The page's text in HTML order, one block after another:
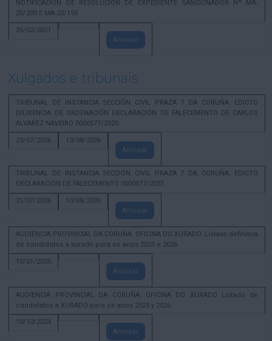
NOTIFICACION DE RESOLUCION DE EXPEDIENTE SANCIONADOR Nº MA-
20/200 E MA-20/195
25/02/2021
Amosar
Xulgados e tribunais
TRIBUNAL DE INSTANCIA SECCIÓN CIVIL PRAZA 7 DA CORUÑA. EDICTO
DILIXENCIA DE ORDENACIÓN DECLARACIÓN DE FALECEMENTO DE CARLOS
ALVAREZ NAVEIRO 0000577/2025
23/07/2026
13/08/2026
Amosar
TRIBUNAL DE INSTANCIA SECCIÓN CIVIL PRAZA 7 DA CORUÑA. EDICTO
DECLARACIÓN DE FALECEMENTO 0000577/2025
21/07/2026
10/08/2026
Amosar
AUDIENCIA PROVINCIAL DA CORUÑA. OFICINA DO XURADO. Listaxe definitiva
de candidatos a xurado para os anos 2025 e 2026
10/01/2025
Amosar
AUDIENCIA PROVINCIAL DA CORUÑA. OFICINA DO XURADO Listado de
candidatos a XURADO para os anos 2025 y 2026.
10/10/2024
Amosar